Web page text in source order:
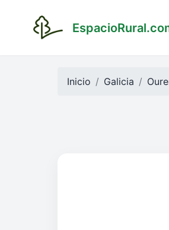
Inicio Galicia